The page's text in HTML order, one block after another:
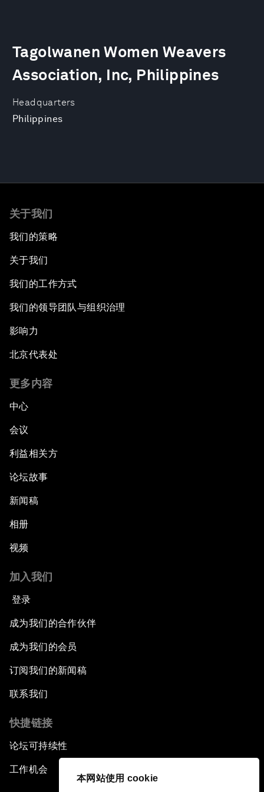
本网站使用 cookie
Headquarters
Philippines
Tagolwanen Women Weavers
Association, Inc, Philippines
关于我们
我们的策略
关于我们
我们的工作方式
我们的领导团队与组织治理
影响力
北京代表处
更多内容
中心
会议
利益相关方
论坛故事
新闻稿
相册
视频
加入我们
登录
成为我们的合作伙伴
成为我们的会员
订阅我们的新闻稿
联系我们
快捷链接
论坛可持续性
工作机会